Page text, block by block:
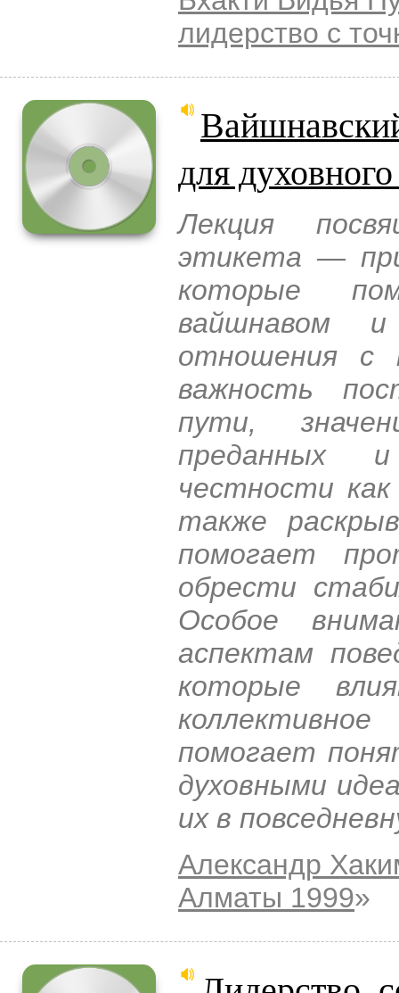
лидерство с
для
Лекция
этикета —
которые
вайшнавом и
отношения с
важность
пути,
преданных
честности
также
помогает
обрести
Особое
аспектам
которые
помогает
духовными
их в
Александр
Алматы 1999»